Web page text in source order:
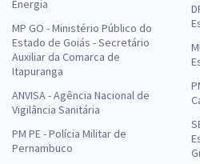
Energia
MP GO - Ministério Público do
Estado de Goiás - Secretário
Auxiliar da Comarca de
Itapuranga
ANVISA - Agência Nacional de
Vigilância Sanitária
PM PE - Polícia Militar de
Pernambuco